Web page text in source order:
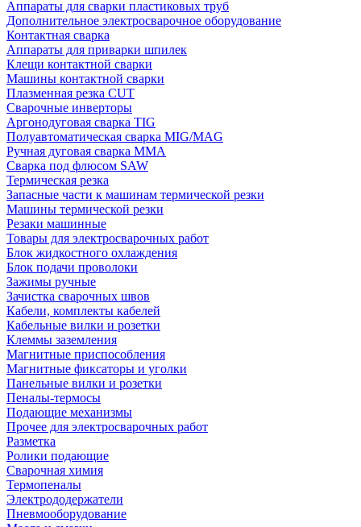
Аппараты для сварки пластиковых труб
Дополнительное электросварочное оборудование
Контактная сварка
Аппараты для приварки шпилек
Клещи контактной сварки
Машины контактной сварки
Плазменная резка CUT
Сварочные инверторы
Аргонодуговая сварка TIG
Полуавтоматическая сварка MIG/MAG
Ручная дуговая сварка MMA
Сварка под флюсом SAW
Термическая резка
Запасные части к машинам термической резки
Машины термической резки
Резаки машинные
Товары для электросварочных работ
Блок жидкостного охлаждения
Блок подачи проволоки
Зажимы ручные
Зачистка сварочных швов
Кабели, комплекты кабелей
Кабельные вилки и розетки
Клеммы заземления
Магнитные приспособления
Магнитные фиксаторы и уголки
Панельные вилки и розетки
Пеналы-термосы
Подающие механизмы
Прочее для электросварочных работ
Разметка
Ролики подающие
Сварочная химия
Термопеналы
Электрододержатели
Пневмооборудование